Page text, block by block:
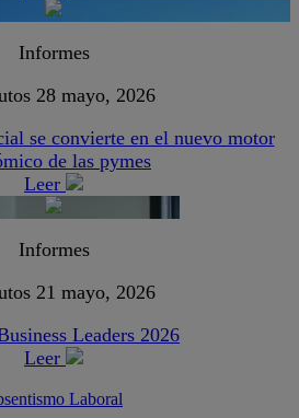
Informes
28 mayo, 2026
se convierte en el nuevo motor
de las pymes
Leer
Informes
21 mayo, 2026
Leaders 2026
Leer
Laboral